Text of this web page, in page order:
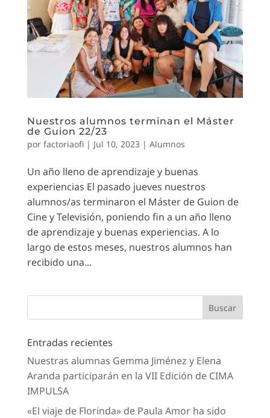
Nuestros alumnos terminan el Máster
de Guion 22/23
por factoriaofi| Jul 10, 2023| Alumnos
Un año lleno de aprendizaje y buenas
experiencias El pasado jueves nuestros
alumnos/as terminaron el Máster de Guion de
Cine y Televisión, poniendo fin a un año lleno
de aprendizaje y buenas experiencias. A lo
largo de estos meses, nuestros alumnos han
recibido una...
Entradas recientes
Nuestras alumnas Gemma Jiménez y Elena
Aranda participarán en la VII Edición de CIMA
IMPULSA
«El viaje de Florinda» de Paula Amor ha sido